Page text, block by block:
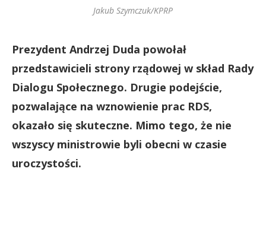
Jakub Szymczuk/KPRP
Prezydent Andrzej Duda powołał
przedstawicieli strony rządowej w skład Rady
Dialogu Społecznego. Drugie podejście,
pozwalające na wznowienie prac RDS,
okazało się skuteczne. Mimo tego, że nie
wszyscy ministrowie byli obecni w czasie
uroczystości.